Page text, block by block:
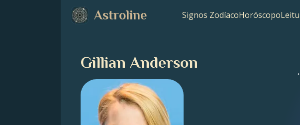
Astroline Signos ZodíacoHoróscopo
Gillian Anderson